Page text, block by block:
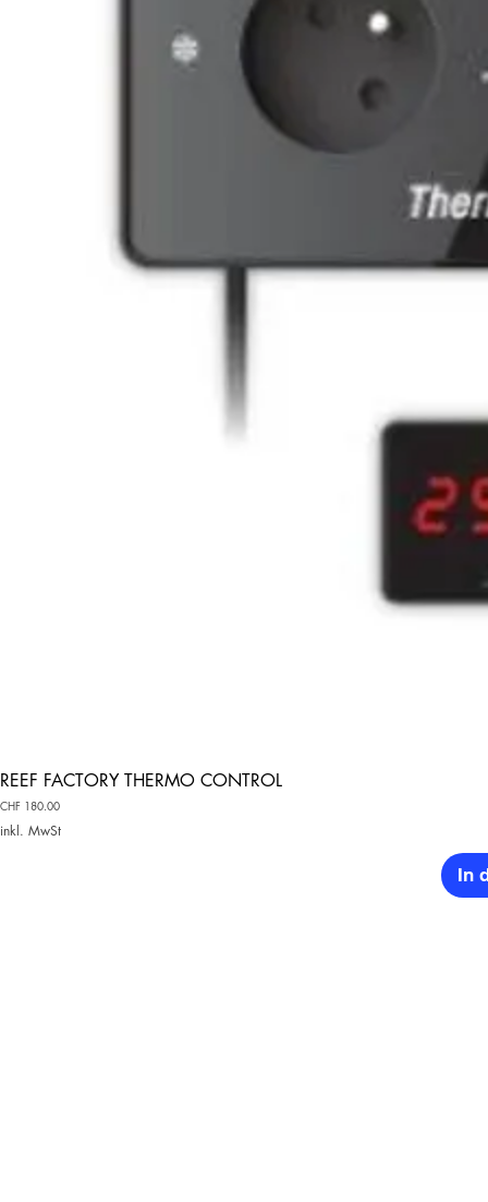
REEF FACTORY THERMO CONTROL
Preis
CHF 180.00
inkl. MwSt
In